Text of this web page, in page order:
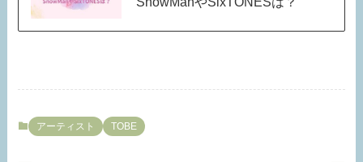
アーティスト TOBE